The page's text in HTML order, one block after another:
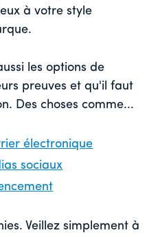
à votre style
les options de
preuves et qu'il faut
Des choses comme...
électronique
sociaux
Veillez simplement à